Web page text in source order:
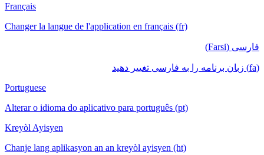
Français
Changer la langue de l'application en français (fr)
فارسی (Farsi)
(fa) زبان برنامه را به فارسی تغییر دهید
Portuguese
Alterar o idioma do aplicativo para português (pt)
Kreyòl Ayisyen
Chanje lang aplikasyon an an kreyòl ayisyen (ht)